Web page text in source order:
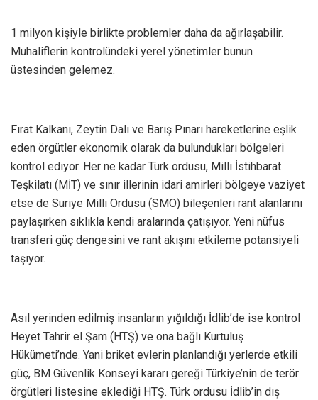
1 milyon kişiyle birlikte problemler daha da ağırlaşabilir.
Muhaliflerin kontrolündeki yerel yönetimler bunun
üstesinden gelemez.
Fırat Kalkanı, Zeytin Dalı ve Barış Pınarı hareketlerine eşlik
eden örgütler ekonomik olarak da bulundukları bölgeleri
kontrol ediyor. Her ne kadar Türk ordusu, Milli İstihbarat
Teşkilatı (MİT) ve sınır illerinin idari amirleri bölgeye vaziyet
etse de Suriye Milli Ordusu (SMO) bileşenleri rant alanlarını
paylaşırken sıklıkla kendi aralarında çatışıyor. Yeni nüfus
transferi güç dengesini ve rant akışını etkileme potansiyeli
taşıyor.
Asıl yerinden edilmiş insanların yığıldığı İdlib’de ise kontrol
Heyet Tahrir el Şam (HTŞ) ve ona bağlı Kurtuluş
Hükümeti’nde. Yani briket evlerin planlandığı yerlerde etkili
güç, BM Güvenlik Konseyi kararı gereği Türkiye’nin de terör
örgütleri listesine eklediği HTŞ. Türk ordusu İdlib’in dış